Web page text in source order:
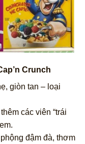
Crunch
giòn tan – loại
thêm các viên “trái
đậm đà, thơm